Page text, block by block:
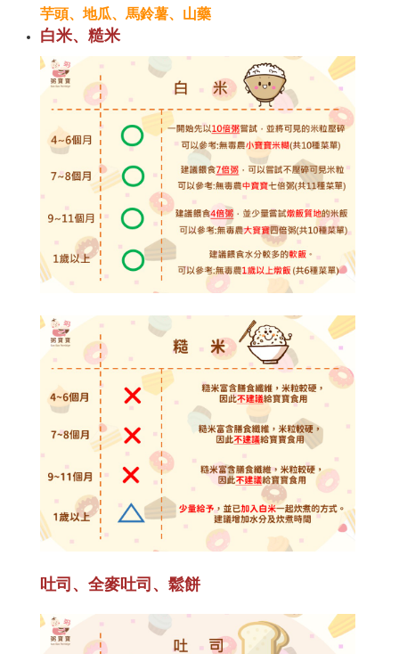
芋頭、地瓜、馬鈴薯、山藥
白米、糙米
吐司、全麥吐司、鬆餅